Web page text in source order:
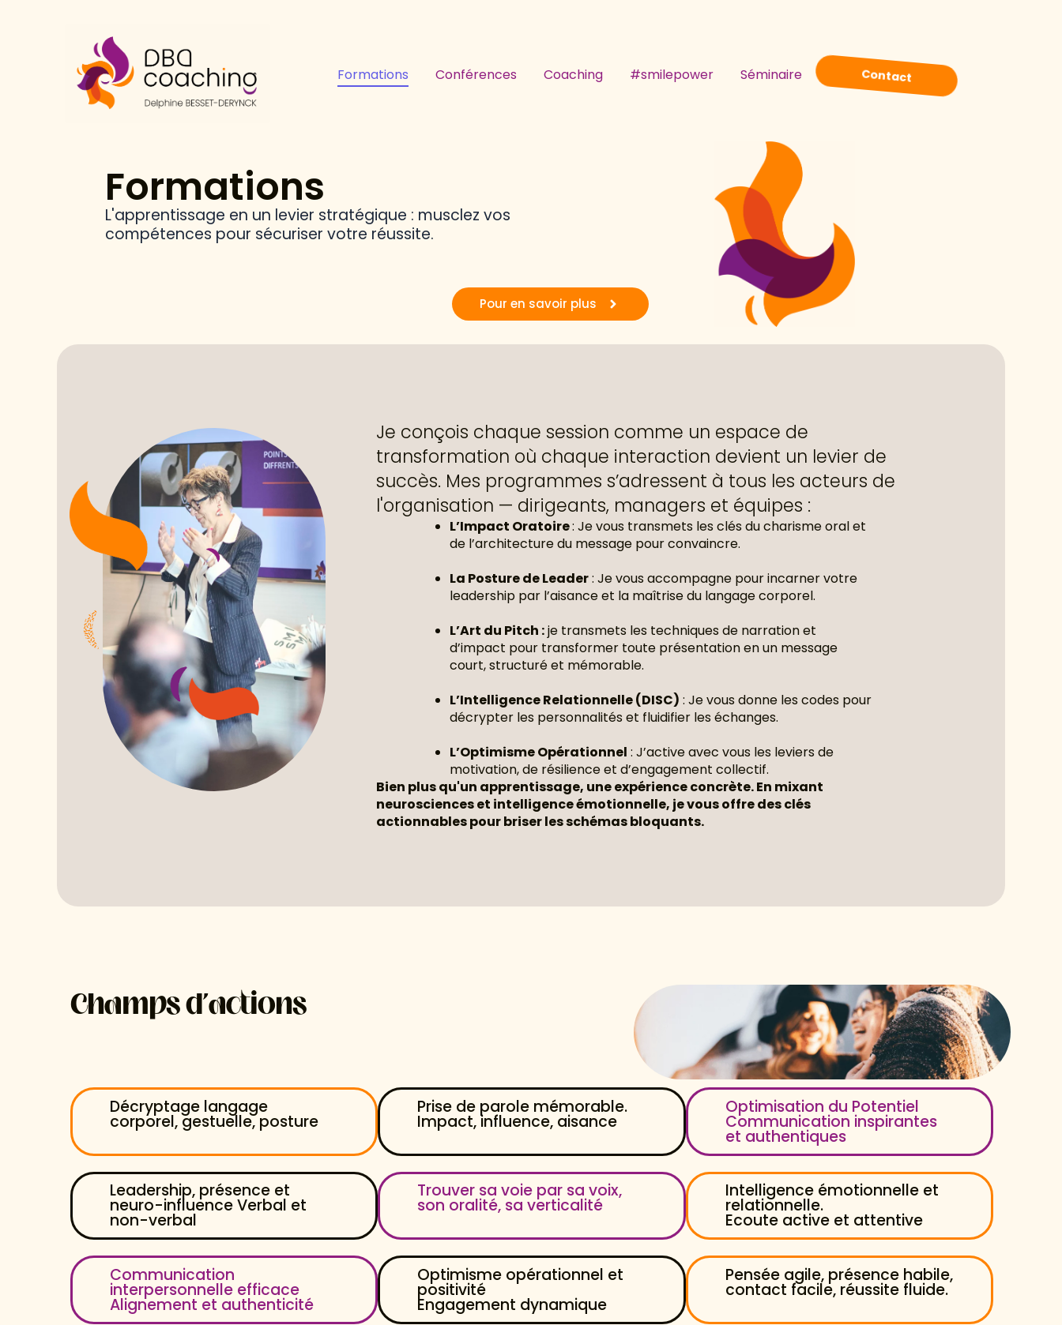
Formations Conférences Coaching #smilepower Séminaire Contact
Formations
L'apprentissage en un levier stratégique : musclez vos
compétences pour sécuriser votre réussite.
Pour en savoir plus
Je conçois chaque session comme un espace de
transformation où chaque interaction devient un levier de
succès. Mes programmes s’adressent à tous les acteurs de
l'organisation — dirigeants, managers et équipes :
L’Impact Oratoire: Je vous transmets les clés du charisme oral et
de l’architecture du message pour convaincre.
La Posture de Leader: Je vous accompagne pour incarner votre
leadership par l’aisance et la maîtrise du langage corporel.
L’Art du Pitch :je transmets les techniques de narration et
d’impact pour transformer toute présentation en un message
court, structuré et mémorable.
L’Intelligence Relationnelle (DISC) : Je vous donne les codes pour
décrypter les personnalités et fluidifier les échanges.
L’Optimisme Opérationnel : J’active avec vous les leviers de
motivation, de résilience et d’engagement collectif.
Bien plus qu'un apprentissage, une expérience concrète. En mixant
neurosciences et intelligence émotionnelle, je vous offre des clés
actionnables pour briser les schémas bloquants.
Champs d'actions
Décryptage langage
corporel, gestuelle, posture
Prise de parole mémorable.
Impact, influence, aisance
Optimisation du Potentiel
Communication inspirantes
et authentiques
Leadership, présence et
neuro-influence Verbal et
non-verbal
Trouver sa voie par sa voix,
son oralité, sa verticalité
Intelligence émotionnelle et
relationnelle.
Ecoute active et attentive
Communication
interpersonnelle efficace
Alignement et authenticité
Optimisme opérationnel et
positivité
Engagement dynamique
Pensée agile, présence habile,
contact facile, réussite fluide.